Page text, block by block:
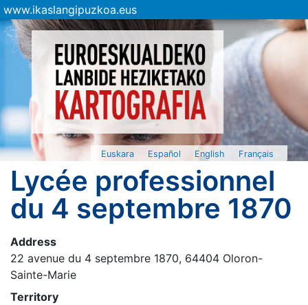
www.ikaslangipuzkoa.eus
Euskara Español English Français
Lycée professionnel
du 4 septembre 1870
Address
22 avenue du 4 septembre 1870, 64404 Oloron-
Sainte-Marie
Territory